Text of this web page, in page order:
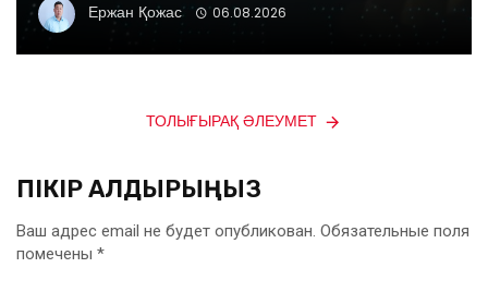
Ержан Қожас 06.08.2026
ТОЛЫҒЫРАҚ ӘЛЕУМЕТ
ПІКІР ҚАЛДЫРЫҢЫЗ
Ваш адрес email не будет опубликован. Обязательные поля
помечены *